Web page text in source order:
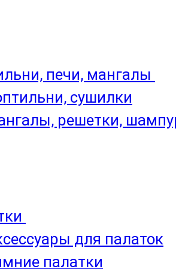
печи, мангалы
сушилки
решетки,
для палаток
палатки